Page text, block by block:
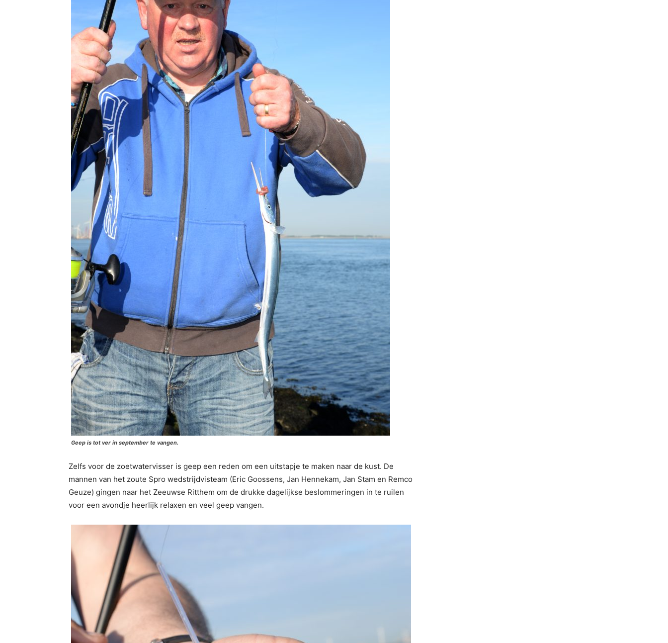
Geep is tot ver in september te vangen.
Zelfs voor de zoetwatervisser is geep een reden om een uitstapje te maken naar de kust. De
mannen van het zoute Spro wedstrijdvisteam (Eric Goossens, Jan Hennekam, Jan Stam en Remco
Geuze) gingen naar het Zeeuwse Ritthem om de drukke dagelijkse beslommeringen in te ruilen
voor een avondje heerlijk relaxen en veel geep vangen.